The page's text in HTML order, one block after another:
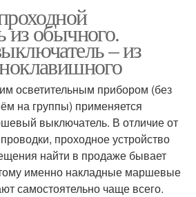
из обычного.
– из
осветительным прибором (без
на группы) применяется
выключатель. В отличие от
проходное устройство
найти в продаже бывает
именно накладные маршевые
самостоятельно чаще всего.